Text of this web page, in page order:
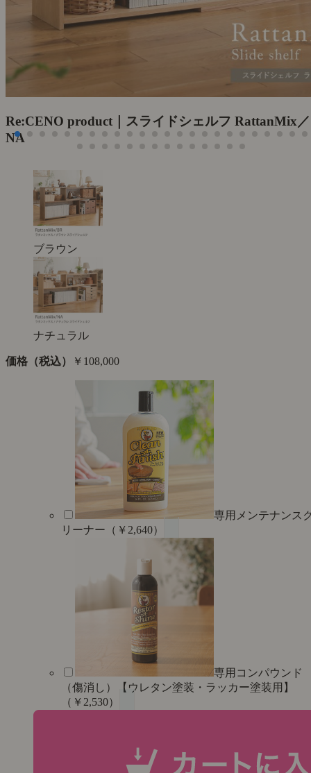
Re:CENO product｜スライドシェルフ RattanMix／
NA
ブラウン
ナチュラル
価格（税込） ￥108,000
専用メンテナンス
リーナー（￥2,640）
専用コンパウンド
（傷消し）【ウレタン塗装・ラッカー塗装用】
（￥2,530）